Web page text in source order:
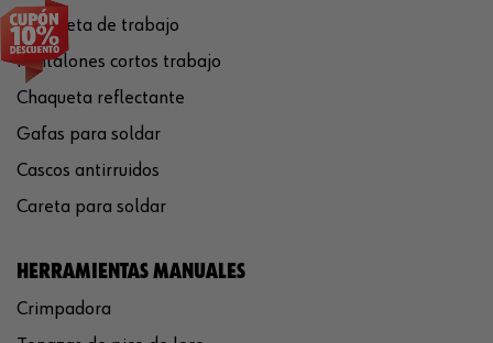
Chaqueta de trabajo
Pantalones cortos trabajo
Chaqueta reflectante
Gafas para soldar
Cascos antirruidos
Careta para soldar
HERRAMIENTAS MANUALES
Crimpadora